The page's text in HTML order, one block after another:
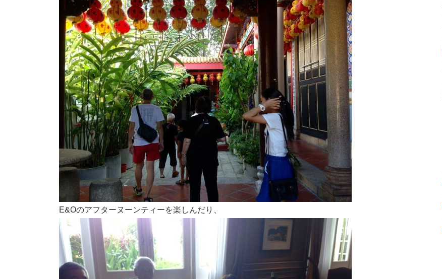
E&Oのアフターヌーンティーを楽しんだり、